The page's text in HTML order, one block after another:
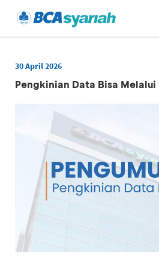
30 April 2026
Pengkinian Data Bisa Melalui